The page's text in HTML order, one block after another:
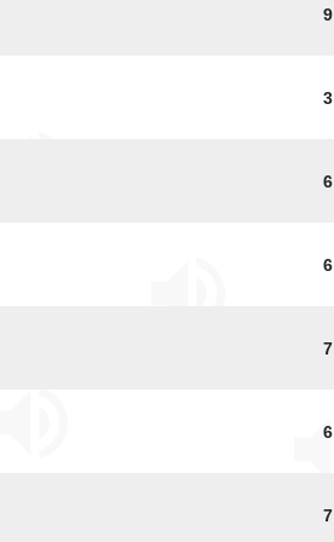
9
3
6
6
7
6
7